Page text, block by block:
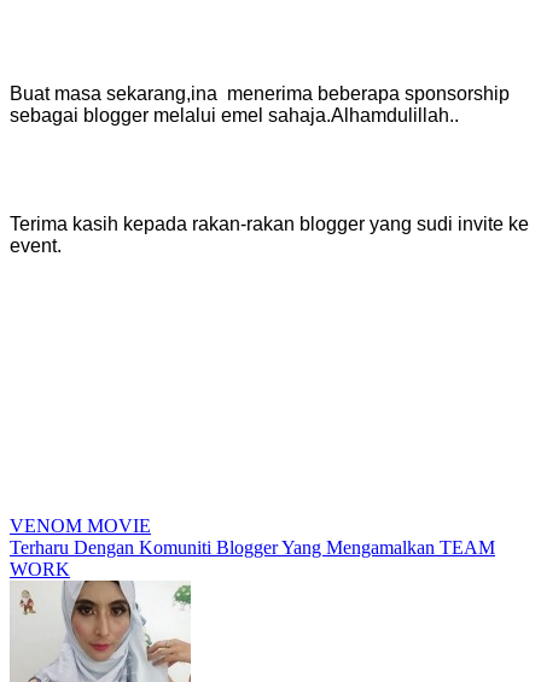
Buat masa sekarang,ina menerima beberapa sponsorship
sebagai blogger melalui emel sahaja.Alhamdulillah..
Terima kasih kepada rakan-rakan blogger yang sudi invite ke
event.
Post
navigation
VENOM MOVIE
Terharu Dengan Komuniti Blogger Yang Mengamalkan TEAM
WORK